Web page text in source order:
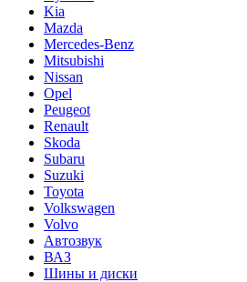
Kia
Mazda
Mercedes-Benz
Mitsubishi
Nissan
Opel
Peugeot
Renault
Skoda
Subaru
Suzuki
Toyota
Volkswagen
Volvo
Автозвук
ВАЗ
Шины и диски